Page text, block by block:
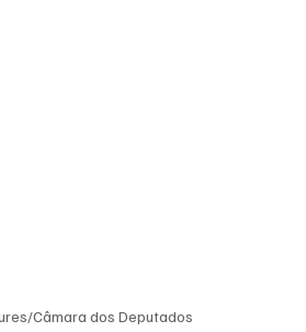
Câmara dos Deputados